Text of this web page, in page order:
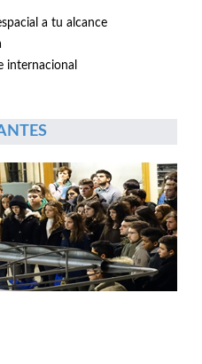
a tu alcance
internacional